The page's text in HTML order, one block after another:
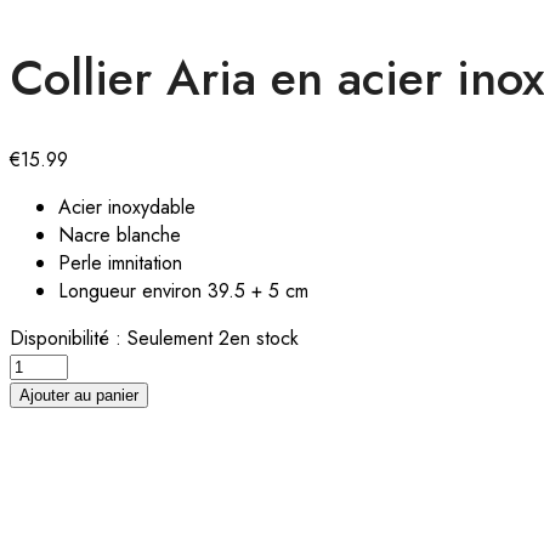
Collier Aria en acier
€15.99
Acier inoxydable
Nacre blanche
Perle imnitation
Longueur environ 39.5 + 5 cm
Disponibilité : Seulement 2en stock
Collier
Aria
Ajouter au panier